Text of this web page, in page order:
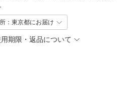
：東京都にお届け
期限・返品について